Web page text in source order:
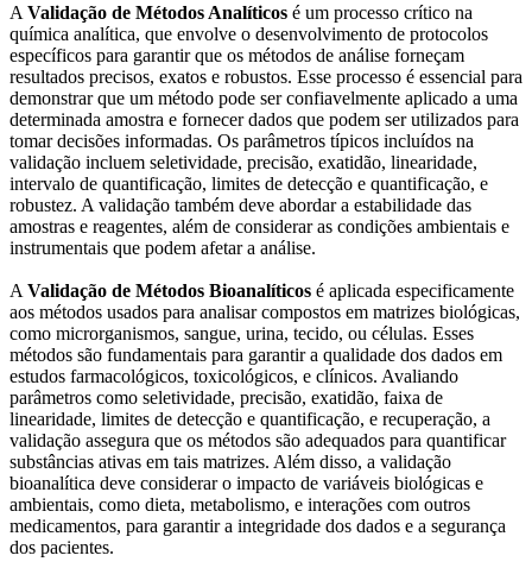
A Validação de Métodos Analíticos é um processo crítico na
química analítica, que envolve o desenvolvimento de protocolos
específicos para garantir que os métodos de análise forneçam
resultados precisos, exatos e robustos. Esse processo é essencial para
demonstrar que um método pode ser confiavelmente aplicado a uma
determinada amostra e fornecer dados que podem ser utilizados para
tomar decisões informadas. Os parâmetros típicos incluídos na
validação incluem seletividade, precisão, exatidão, linearidade,
intervalo de quantificação, limites de detecção e quantificação, e
robustez. A validação também deve abordar a estabilidade das
amostras e reagentes, além de considerar as condições ambientais e
instrumentais que podem afetar a análise.
A Validação de Métodos Bioanalíticos é aplicada especificamente
aos métodos usados para analisar compostos em matrizes biológicas,
como microrganismos, sangue, urina, tecido, ou células. Esses
métodos são fundamentais para garantir a qualidade dos dados em
estudos farmacológicos, toxicológicos, e clínicos. Avaliando
parâmetros como seletividade, precisão, exatidão, faixa de
linearidade, limites de detecção e quantificação, e recuperação, a
validação assegura que os métodos são adequados para quantificar
substâncias ativas em tais matrizes. Além disso, a validação
bioanalítica deve considerar o impacto de variáveis biológicas e
ambientais, como dieta, metabolismo, e interações com outros
medicamentos, para garantir a integridade dos dados e a segurança
dos pacientes.